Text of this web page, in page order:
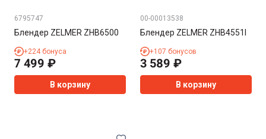
6795747
Блендер ZELMER ZHB6500
+224 бонуса
7 499 ₽
В корзину
00-00013538
Блендер ZELMER ZHB4551I
+107 бонусов
3 589 ₽
В корзину